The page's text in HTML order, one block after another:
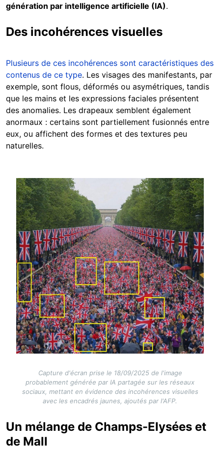
génération par intelligence artificielle (IA).
Des incohérences visuelles
Plusieurs de ces incohérences sont caractéristiques des
contenus de ce type. Les visages des manifestants, par
exemple, sont flous, déformés ou asymétriques, tandis
que les mains et les expressions faciales présentent
des anomalies. Les drapeaux semblent également
anormaux : certains sont partiellement fusionnés entre
eux, ou affichent des formes et des textures peu
naturelles.
Image
Capture d'écran prise le 18/09/2025 de l'image
probablement générée par IA partagée sur les réseaux
sociaux, mettant en évidence des incohérences visuelles
avec les encadrés jaunes, ajoutés par l'AFP.
Un mélange de Champs-Elysées et
de Mall